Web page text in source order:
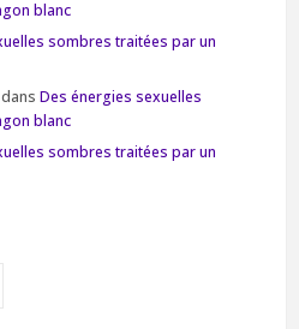
blanc
sombres traitées par un
dans Des énergies sexuelles
blanc
sombres traitées par un